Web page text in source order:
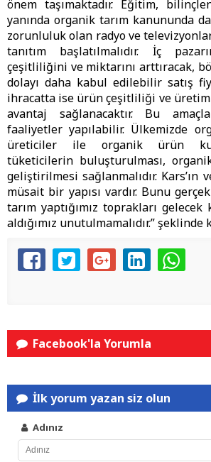
önem taşımaktadır. Eğitim,
yanında organik tarım kanununda
zorunluluk olan radyo ve
tanıtım başlatılmalıdır. İç
çeşitliliğini ve miktarını arttıracak,
dolayı daha kabul edilebilir satış
ihracatta ise ürün çeşitliliği ve üretim
avantaj sağlanacaktır. Bu
faaliyetler yapılabilir. Ülkemizde
üreticiler ile organik ürün
tüketicilerin buluşturulması,
geliştirilmesi sağlanmalıdır. Kars’ın
müsait bir yapısı vardır. Bunu
tarım yaptığımız toprakları
aldığımız unutulmamalıdır.” şeklinde
Facebook'la Yorumla
İlk yorum yazan siz olun
Adınız